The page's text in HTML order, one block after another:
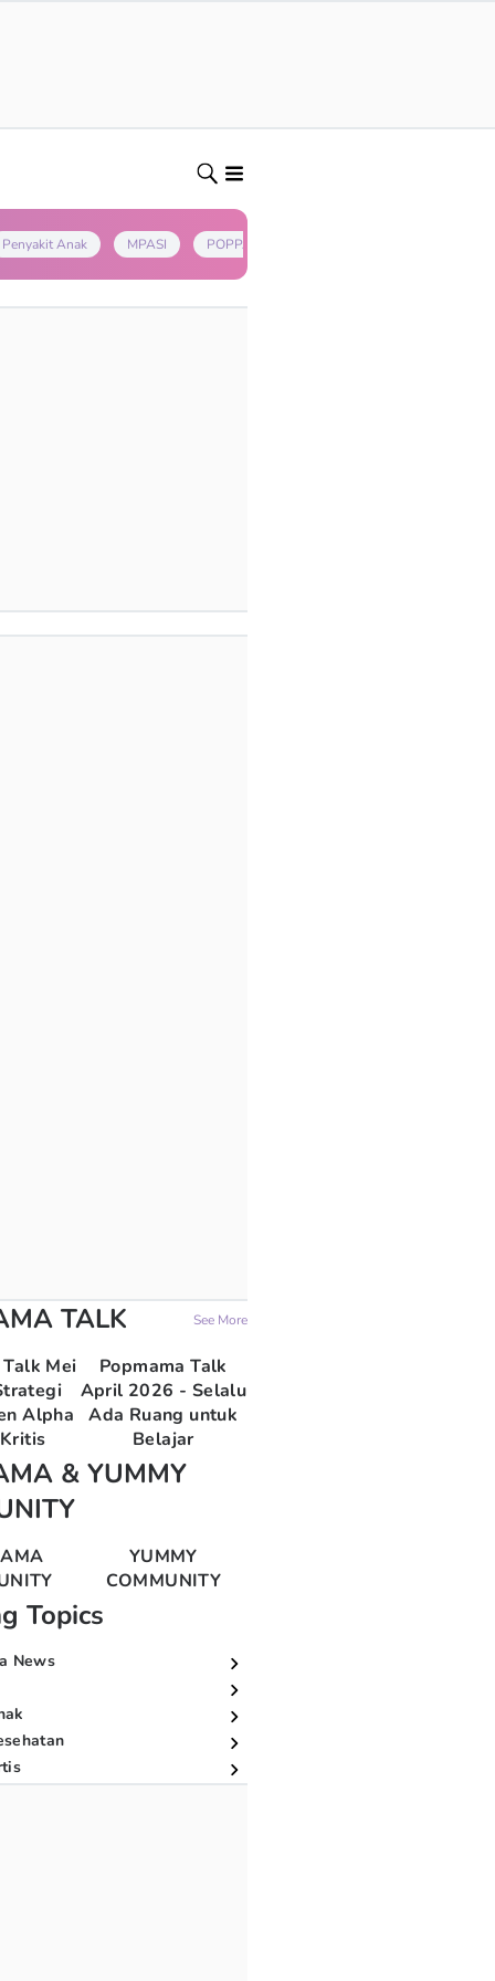
Penyakit Anak MPASI POPPAPA
TALK See More
Mei
Alpha
Popmama Talk
April 2026 - Selalu
Ada Ruang untuk
Belajar
& YUMMY
YUMMY
COMMUNITY
Topics
News